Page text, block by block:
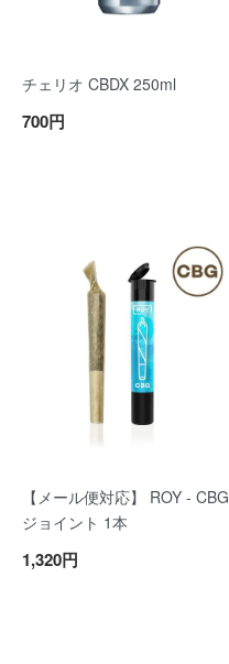
チェリオ CBDX 250ml
700円
【メール便対応】 ROY - CBG
ジョイント 1本
1,320円